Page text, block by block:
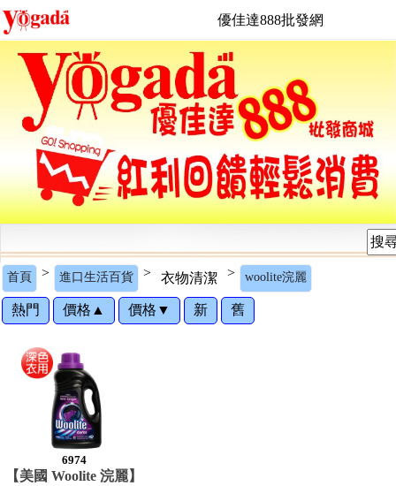
優佳達888批發網
首頁 > 進口生活百貨 > 衣物清潔 > woolite浣麗
熱門 價格▲ 價格▼ 新 舊
6974
【美國 Woolite 浣麗】